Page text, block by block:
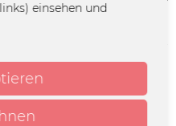
Merchandise GbR | Solitary
| Friedrich-Ebert-Straße
Münster | office@donots.com
einsehen und